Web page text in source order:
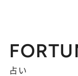
占い